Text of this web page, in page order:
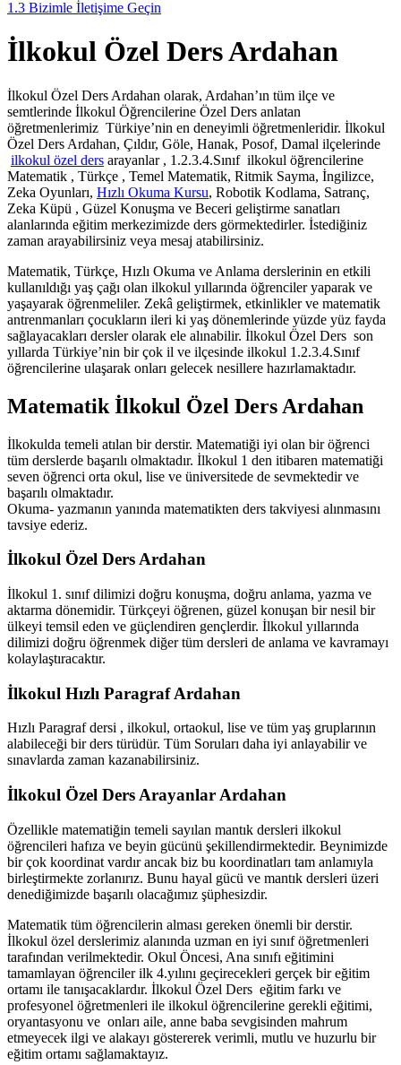
1.3 Bizimle İletişime Geçin
İlkokul Özel Ders Ardahan
İlkokul Özel Ders Ardahan olarak, Ardahan’ın tüm ilçe ve
semtlerinde İlkokul Öğrencilerine Özel Ders anlatan
öğretmenlerimiz Türkiye’nin en deneyimli öğretmenleridir. İlkokul
Özel Ders Ardahan, Çıldır, Göle, Hanak, Posof, Damal ilçelerinde
ilkokul özel ders arayanlar , 1.2.3.4.Sınıf ilkokul öğrencilerine
Matematik , Türkçe , Temel Matematik, Ritmik Sayma, İngilizce,
Zeka Oyunları, Hızlı Okuma Kursu, Robotik Kodlama, Satranç,
Zeka Küpü , Güzel Konuşma ve Beceri geliştirme sanatları
alanlarında eğitim merkezimizde ders görmektedirler. İstediğiniz
zaman arayabilirsiniz veya mesaj atabilirsiniz.
Matematik, Türkçe, Hızlı Okuma ve Anlama derslerinin en etkili
kullanıldığı yaş çağı olan ilkokul yıllarında öğrenciler yaparak ve
yaşayarak öğrenmeliler. Zekâ geliştirmek, etkinlikler ve matematik
antrenmanları çocukların ileri ki yaş dönemlerinde yüzde yüz fayda
sağlayacakları dersler olarak ele alınabilir. İlkokul Özel Ders son
yıllarda Türkiye’nin bir çok il ve ilçesinde ilkokul 1.2.3.4.Sınıf
öğrencilerine ulaşarak onları gelecek nesillere hazırlamaktadır.
Matematik İlkokul Özel Ders Ardahan
İlkokulda temeli atılan bir derstir. Matematiği iyi olan bir öğrenci
tüm derslerde başarılı olmaktadır. İlkokul 1 den itibaren matematiği
seven öğrenci orta okul, lise ve üniversitede de sevmektedir ve
başarılı olmaktadır.
Okuma- yazmanın yanında matematikten ders takviyesi alınmasını
tavsiye ederiz.
İlkokul Özel Ders Ardahan
İlkokul 1. sınıf dilimizi doğru konuşma, doğru anlama, yazma ve
aktarma dönemidir. Türkçeyi öğrenen, güzel konuşan bir nesil bir
ülkeyi temsil eden ve güçlendiren gençlerdir. İlkokul yıllarında
dilimizi doğru öğrenmek diğer tüm dersleri de anlama ve kavramayı
kolaylaştıracaktır.
İlkokul Hızlı Paragraf Ardahan
Hızlı Paragraf dersi , ilkokul, ortaokul, lise ve tüm yaş gruplarının
alabileceği bir ders türüdür. Tüm Soruları daha iyi anlayabilir ve
sınavlarda zaman kazanabilirsiniz.
İlkokul Özel Ders Arayanlar Ardahan
Özellikle matematiğin temeli sayılan mantık dersleri ilkokul
öğrencileri hafıza ve beyin gücünü şekillendirmektedir. Beynimizde
bir çok koordinat vardır ancak biz bu koordinatları tam anlamıyla
birleştirmekte zorlanırız. Bunu hayal gücü ve mantık dersleri üzeri
denediğimizde başarılı olacağımız şüphesizdir.
Matematik tüm öğrencilerin alması gereken önemli bir derstir.
İlkokul özel derslerimiz alanında uzman en iyi sınıf öğretmenleri
tarafından verilmektedir. Okul Öncesi, Ana sınıfı eğitimini
tamamlayan öğrenciler ilk 4.yılını geçirecekleri gerçek bir eğitim
ortamı ile tanışacaklardır. İlkokul Özel Ders eğitim farkı ve
profesyonel öğretmenleri ile ilkokul öğrencilerine gerekli eğitimi,
oryantasyonu ve onları aile, anne baba sevgisinden mahrum
etmeyecek ilgi ve alakayı göstererek verimli, mutlu ve huzurlu bir
eğitim ortamı sağlamaktayız.